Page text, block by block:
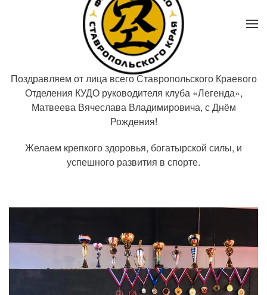
Поздравляем от лица всего Ставропольского Краевого
Отделения КУДО руководителя клуба «Легенда»,
Матвеева Вячеслава Владимировича, с Днём
Рождения!
Желаем крепкого здоровья, богатырской силы, и
успешного развития в спорте.